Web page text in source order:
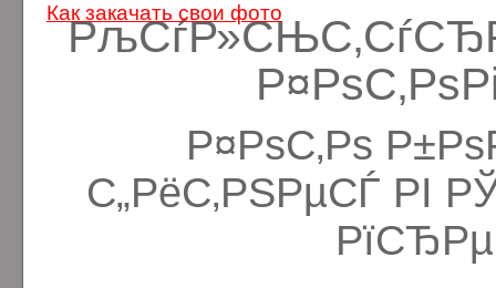
Р¤РѕС‚Рѕ
С„РёС‚РЅРµСЃ РІ
Как закачать свои фото